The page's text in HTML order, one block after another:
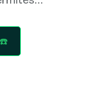
☎️